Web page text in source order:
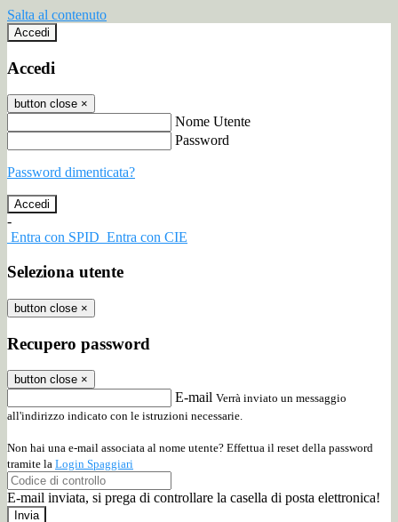
Salta al contenuto
Accedi
Accedi
button close ×
Nome Utente
Password
Password dimenticata?
-
Entra con SPID Entra con CIE
Seleziona utente
button close ×
Recupero password
button close ×
E-mail Verrà inviato un messaggio
all'indirizzo indicato con le istruzioni necessarie.
Non hai una e-mail associata al nome utente? Effettua il reset della password
tramite la Login Spaggiari
E-mail inviata, si prega di controllare la casella di posta elettronica!